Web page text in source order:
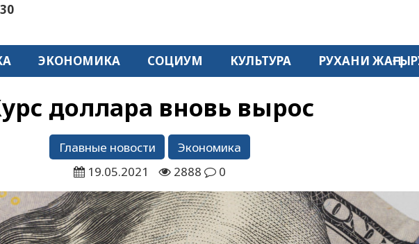
ЭКОНОМИКА СОЦИУМ КУЛЬТУРА РУХАНИ
доллара вновь вырос
Главные новости
Экономика
19.05.2021
2888 0